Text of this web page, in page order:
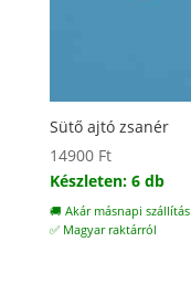
Sütő ajtó zsanér
14900 Ft
Készleten: 6 db
🚚 Akár másnapi szállítás
✅ Magyar raktárról